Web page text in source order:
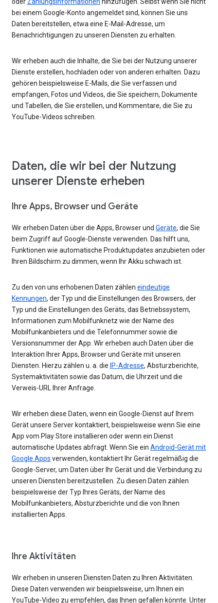
oder Zahlungsinformationen hinzufügen. Selbst wenn Sie nicht
bei einem Google-Konto angemeldet sind, können Sie uns
Daten bereitstellen, etwa eine E-Mail-Adresse, um
Benachrichtigungen zu unseren Diensten zu erhalten.
Wir erheben auch die Inhalte, die Sie bei der Nutzung unserer
Dienste erstellen, hochladen oder von anderen erhalten. Dazu
gehören beispielsweise E-Mails, die Sie verfassen und
empfangen, Fotos und Videos, die Sie speichern, Dokumente
und Tabellen, die Sie erstellen, und Kommentare, die Sie zu
YouTube-Videos schreiben.
Daten, die wir bei der Nutzung
unserer Dienste erheben
Ihre Apps, Browser und Geräte
Wir erheben Daten über die Apps, Browser und Geräte, die Sie
beim Zugriff auf Google-Dienste verwenden. Das hilft uns,
Funktionen wie automatische Produktupdates anzubieten oder
Ihren Bildschirm zu dimmen, wenn Ihr Akku schwach ist.
Zu den von uns erhobenen Daten zählen eindeutige
Kennungen, der Typ und die Einstellungen des Browsers, der
Typ und die Einstellungen des Geräts, das Betriebssystem,
Informationen zum Mobilfunknetz wie der Name des
Mobilfunkanbieters und die Telefonnummer sowie die
Versionsnummer der App. Wir erheben auch Daten über die
Interaktion Ihrer Apps, Browser und Geräte mit unseren
Diensten. Hierzu zählen u. a. die IP-Adresse, Absturzberichte,
Systemaktivitäten sowie das Datum, die Uhrzeit und die
Verweis-URL Ihrer Anfrage.
Wir erheben diese Daten, wenn ein Google-Dienst auf Ihrem
Gerät unsere Server kontaktiert, beispielsweise wenn Sie eine
App vom Play Store installieren oder wenn ein Dienst
automatische Updates abfragt. Wenn Sie ein Android-Gerät mit
Google Apps verwenden, kontaktiert Ihr Gerät regelmäßig die
Google-Server, um Daten über Ihr Gerät und die Verbindung zu
unseren Diensten bereitzustellen. Zu diesen Daten zählen
beispielsweise der Typ Ihres Geräts, der Name des
Mobilfunkanbieters, Absturzberichte und die von Ihnen
installierten Apps.
Ihre Aktivitäten
Wir erheben in unseren Diensten Daten zu Ihren Aktivitäten.
Diese Daten verwenden wir beispielsweise, um Ihnen ein
YouTube-Video zu empfehlen, das Ihnen gefallen könnte. Unter